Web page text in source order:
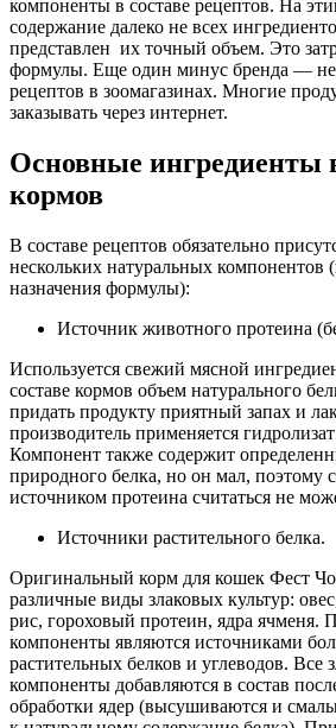
компоненты в составе рецептов. На
содержание далеко не всех
представлен их точный объем. Это
формулы. Еще один минус бренда —
рецептов в зоомагазинах. Многие
заказывать через интернет.
Основные ингредиенты
кормов
В составе рецептов обязательно
нескольких натуральных компонентов
назначения формулы):
Источник животного протеина
Используется свежий мясной
составе кормов объем натурального
придать продукту приятный запах и
производитель применяется
Компонент также содержит
природного белка, но он мал, поэтому
источником протеина считаться не
Источники растительного белка.
Оригинальный корм для кошек Фест
различные виды злаковых культур:
рис, гороховый протеин, ядра ячменя.
компоненты являются источниками
растительных белков и углеводов. Все
компоненты добавляются в состав
обработки ядер (высушиваются и